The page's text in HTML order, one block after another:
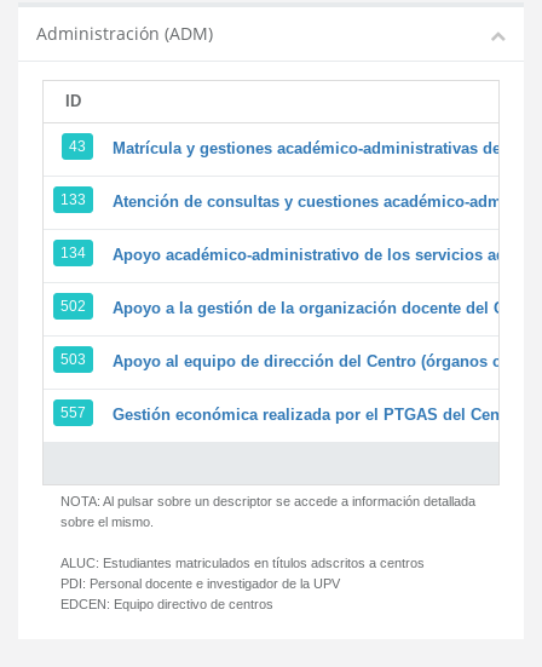
Administración (ADM)
ID
43 Matrícula y gestiones académico-administrativas de la
133 Atención de consultas y cuestiones académico-
134 Apoyo académico-administrativo de los servicios
502 Apoyo a la gestión de la organización docente del
503 Apoyo al equipo de dirección del Centro (órganos
557 Gestión económica realizada por el PTGAS del Centro
NOTA: Al pulsar sobre un descriptor se accede a información detallada
sobre el mismo.
ALUC: Estudiantes matriculados en títulos adscritos a centros
PDI: Personal docente e investigador de la UPV
EDCEN: Equipo directivo de centros